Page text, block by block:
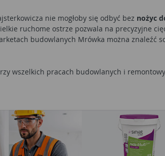
nie mogłoby się odbyć bez nożyc
ruchome ostrze pozwala na precyzyjne
budowlanych Mrówka można
wszelkich pracach budowlanych i
blacharskich. Można używać ich
czy podobnych elementów
w czasie wykonywania prac wokół domu,
nie sprawdzą się przy blachach falistych.